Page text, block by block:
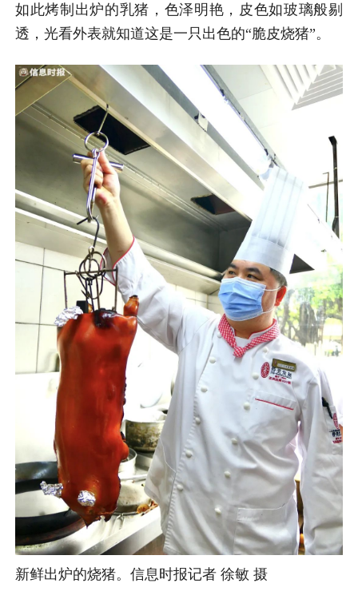
如此烤制出炉的乳猪，色泽明艳，皮色如玻璃般剔
透，光看外表就知道这是一只出色的“脆皮烧猪”。
新鲜出炉的烧猪。信息时报记者 徐敏 摄